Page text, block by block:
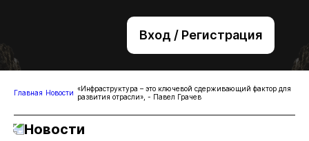
Вход / Регистрация
+7 (495) 221-76-32
bsv@zolteh.ru
Главная Новости «Инфраструктура – это ключевой сдерживающий фактор для
развития отрасли», - Павел Грачев
Новости